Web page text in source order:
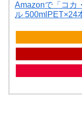
Amazonで「コカ
ル 500mlPET×24